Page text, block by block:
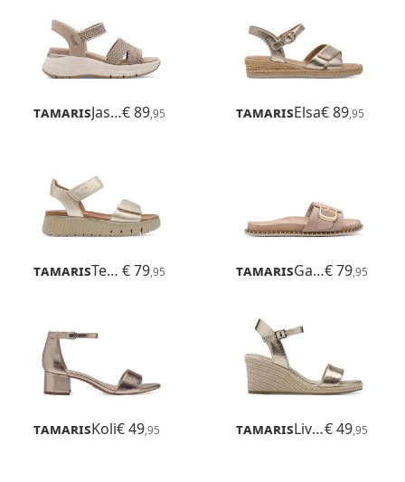
Tamaris Jasmin€ 89,95 TamarisElsa€ 89,95
Tamaris Tessa € 79,95 Tamaris Gafu€ 79,95
TamarisKoli€ 49,95 Tamaris Livian€ 49,95